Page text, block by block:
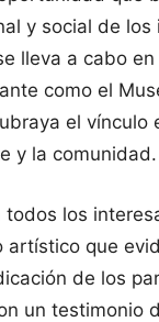
y social de los
lleva a cabo
como el
el vínculo
y la comunidad.
todos los
artístico que
de los
un testimonio